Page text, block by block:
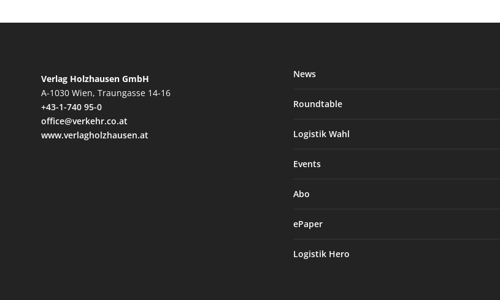
Verlag Holzhausen GmbH
A-1030 Wien, Traungasse 14-16
+43-1-740 95-0
office@verkehr.co.at
www.verlagholzhausen.at
News
Roundtable
Logistik Wahl
Events
Abo
ePaper
Logistik Hero